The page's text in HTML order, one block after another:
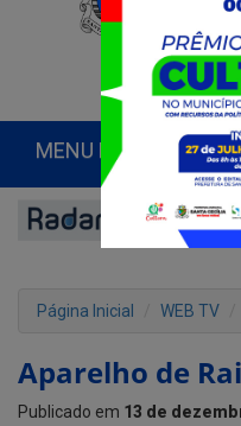
MENU PRINCIPAL
Página Inicial WEB TV
Aparelho de
Publicado em 13 de